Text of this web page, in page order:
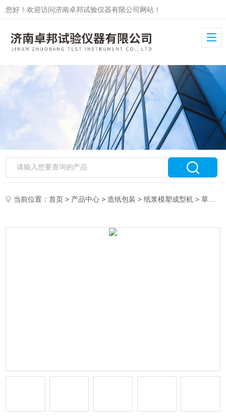
您好！欢迎访问济南卓邦试验仪器有限公司网站！
当前位置：首页 > 产品中心 >造纸包装 >纸浆模塑成型机 > 草浆纸浆模塑打样机